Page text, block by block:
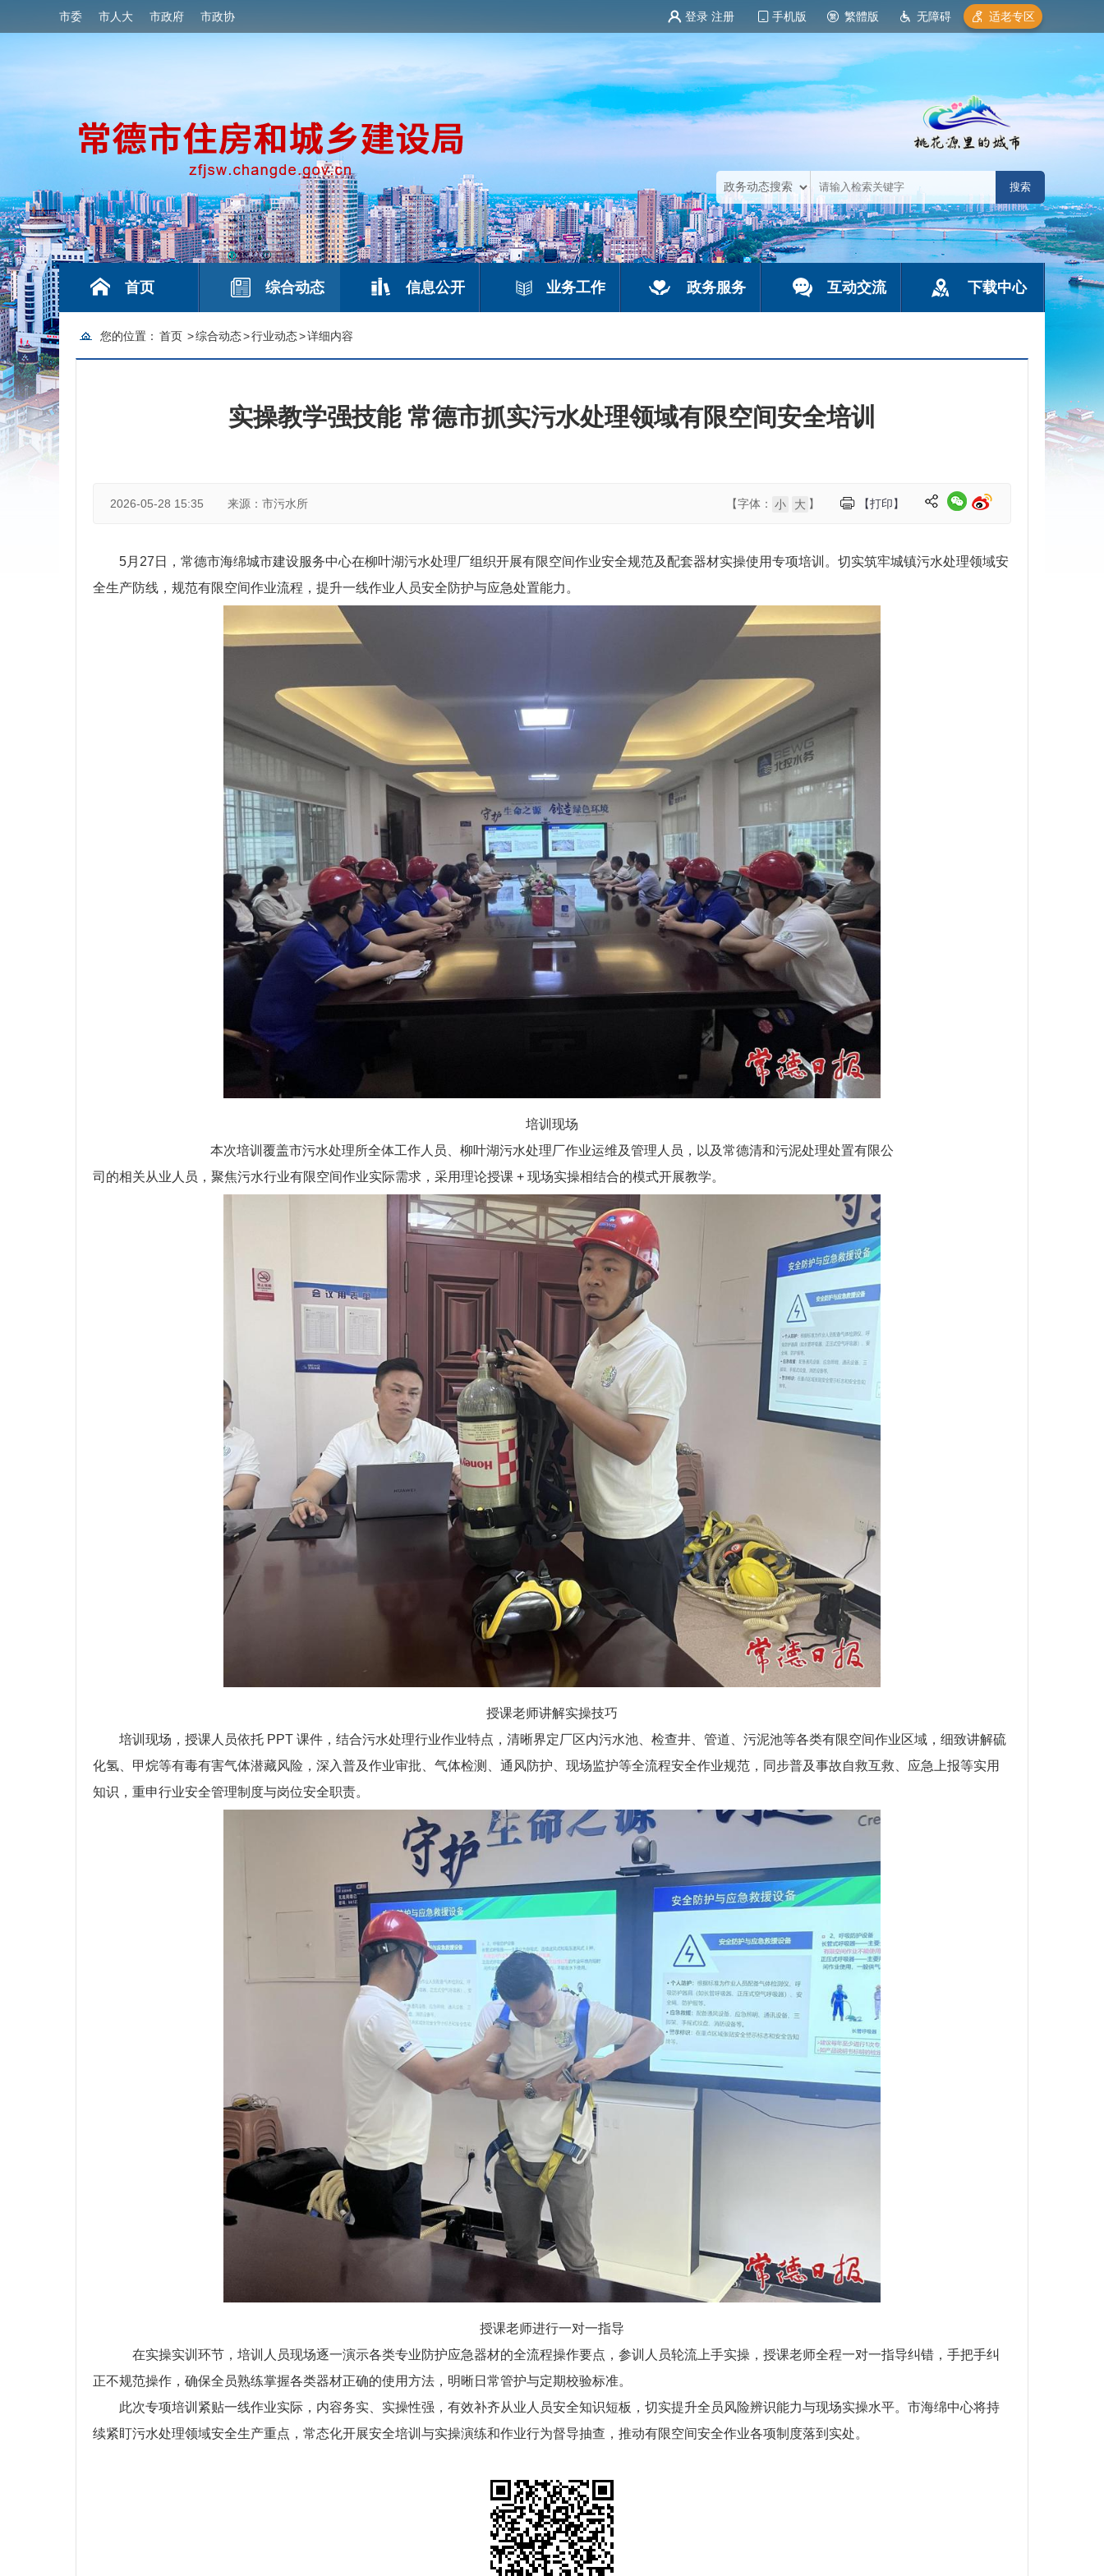
市委 市人大 市政府 市政协 登录 注册 手机版 繁體版 无障碍 适老专区
首页 综合动态 信息公开 业务工作 政务服务 互动交流 下载中心
您的位置： 首页 >综合动态>行业动态>详细内容
实操教学强技能 常德市抓实污水处理领域有限空间安全培训
2026-05-28 15:35 来源：市污水所 【打印】
【字体： 小 大 】
5月27日，常德市海绵城市建设服务中心在柳叶湖污水处理厂组织开展有限空间作业安全规范及配套器材实操使用专项培训。切实筑牢城镇污水处理领域安
全生产防线，规范有限空间作业流程，提升一线作业人员安全防护与应急处置能力。
培训现场
本次培训覆盖市污水处理所全体工作人员、柳叶湖污水处理厂作业运维及管理人员，以及常德清和污泥处理处置有限公
司的相关从业人员，聚焦污水行业有限空间作业实际需求，采用理论授课 + 现场实操相结合的模式开展教学。
授课老师讲解实操技巧
培训现场，授课人员依托 PPT 课件，结合污水处理行业作业特点，清晰界定厂区内污水池、检查井、管道、污泥池等各类有限空间作业区域，细致讲解硫
化氢、甲烷等有毒有害气体潜藏风险，深入普及作业审批、气体检测、通风防护、现场监护等全流程安全作业规范，同步普及事故自救互救、应急上报等实用
知识，重申行业安全管理制度与岗位安全职责。
授课老师进行一对一指导
在实操实训环节，培训人员现场逐一演示各类专业防护应急器材的全流程操作要点，参训人员轮流上手实操，授课老师全程一对一指导纠错，手把手纠
正不规范操作，确保全员熟练掌握各类器材正确的使用方法，明晰日常管护与定期校验标准。
此次专项培训紧贴一线作业实际，内容务实、实操性强，有效补齐从业人员安全知识短板，切实提升全员风险辨识能力与现场实操水平。市海绵中心将持
续紧盯污水处理领域安全生产重点，常态化开展安全培训与实操演练和作业行为督导抽查，推动有限空间安全作业各项制度落到实处。